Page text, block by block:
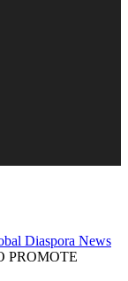
Diaspora News
PROMOTE